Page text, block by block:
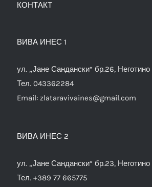
КОНТАКТ
ВИВА ИНЕС 1
ул. „Јане Сандански“ бр.26, Неготино
Тел. 043362284
Email: zlataravivaines@gmail.com
ВИВА ИНЕС 2
ул. „Јане Сандански“ бр.23, Неготино
Тел. +389 77 665775